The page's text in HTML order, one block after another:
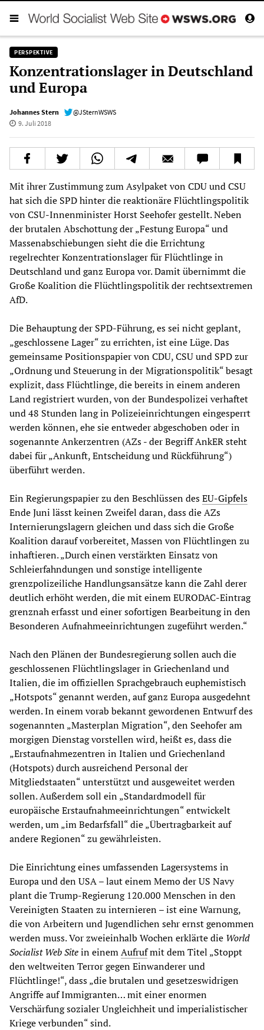
PERSPEKTIVE
Konzentrationslager in Deutschland
und Europa
Johannes Stern
@JSternWSWS
9. Juli 2018
Mit ihrer Zustimmung zum Asylpaket von CDU und CSU
hat sich die SPD hinter die reaktionäre Flüchtlingspolitik
von CSU-Innenminister Horst Seehofer gestellt. Neben
der brutalen Abschottung der „Festung Europa“ und
Massenabschiebungen sieht die die Errichtung
regelrechter Konzentrationslager für Flüchtlinge in
Deutschland und ganz Europa vor. Damit übernimmt die
Große Koalition die Flüchtlingspolitik der rechtsextremen
AfD.
Die Behauptung der SPD-Führung, es sei nicht geplant,
„geschlossene Lager“ zu errichten, ist eine Lüge. Das
gemeinsame Positionspapier von CDU, CSU und SPD zur
„Ordnung und Steuerung in der Migrationspolitik“ besagt
explizit, dass Flüchtlinge, die bereits in einem anderen
Land registriert wurden, von der Bundespolizei verhaftet
und 48 Stunden lang in Polizeieinrichtungen eingesperrt
werden können, ehe sie entweder abgeschoben oder in
sogenannte Ankerzentren (AZs - der Begriff AnkER steht
dabei für „Ankunft, Entscheidung und Rückführung“)
überführt werden.
Ein Regierungspapier zu den Beschlüssen desEU-Gipfels
Ende Juni lässt keinen Zweifel daran, dass die AZs
Internierungslagern gleichen und dass sich die Große
Koalition darauf vorbereitet, Massen von Flüchtlingen zu
inhaftieren. „Durch einen verstärkten Einsatz von
Schleierfahndungen und sonstige intelligente
grenzpolizeiliche Handlungsansätze kann die Zahl derer
deutlich erhöht werden, die mit einem EURODAC-Eintrag
grenznah erfasst und einer sofortigen Bearbeitung in den
Besonderen Aufnahmeeinrichtungen zugeführt werden.“
Nach den Plänen der Bundesregierung sollen auch die
geschlossenen Flüchtlingslager in Griechenland und
Italien, die im offiziellen Sprachgebrauch euphemistisch
„Hotspots“ genannt werden, auf ganz Europa ausgedehnt
werden. In einem vorab bekannt gewordenen Entwurf des
sogenannten „Masterplan Migration“, den Seehofer am
morgigen Dienstag vorstellen wird, heißt es, dass die
„Erstaufnahmezentren in Italien und Griechenland
(Hotspots) durch ausreichend Personal der
Mitgliedstaaten“ unterstützt und ausgeweitet werden
sollen. Außerdem soll ein „Standardmodell für
europäische Erstaufnahmeeinrichtungen“ entwickelt
werden, um „im Bedarfsfall“ die „Übertragbarkeit auf
andere Regionen“ zu gewährleisten.
Die Einrichtung eines umfassenden Lagersystems in
Europa und den USA – laut einem Memo der US Navy
plant die Trump-Regierung 120.000 Menschen in den
Vereinigten Staaten zu internieren – ist eine Warnung,
die von Arbeitern und Jugendlichen sehr ernst genommen
werden muss. Vor zweieinhalb Wochen erklärte die World
Socialist Web Sitein einemAufrufmit dem Titel „Stoppt
den weltweiten Terror gegen Einwanderer und
Flüchtlinge!“, dass „die brutalen und gesetzeswidrigen
Angriffe auf Immigranten… mit einer enormen
Verschärfung sozialer Ungleichheit und imperialistischer
Kriege verbunden“ sind.